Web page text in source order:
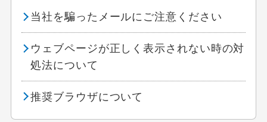
当社を騙ったメールにご注意ください
ウェブページが正しく表示されない時の対
処法について
推奨ブラウザについて